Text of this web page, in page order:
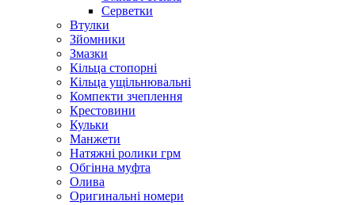
Серветки
Втулки
Зйомники
Змазки
Кільца стопорні
Кільца ущільнювальні
Компекти зчеплення
Крестовини
Кульки
Манжети
Натяжні ролики грм
Обгінна муфта
Олива
Оригинальні номери